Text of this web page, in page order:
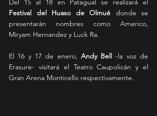
Festival del Huaso de Olmué donde se
presentarán nombres como Americo,
Miryam Hernandez y Luck Ra.
El 16 y 17 de enero, Andy Bell -la voz de
Erasure- visitará el Teatro Caupolicán y el
Gran Arena Monticello respectivamente.